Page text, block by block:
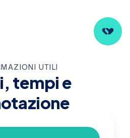
UTILI
tempi e